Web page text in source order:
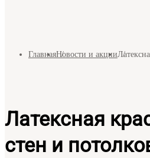
ГлавнаяНовости и акции
Латексная
стен и